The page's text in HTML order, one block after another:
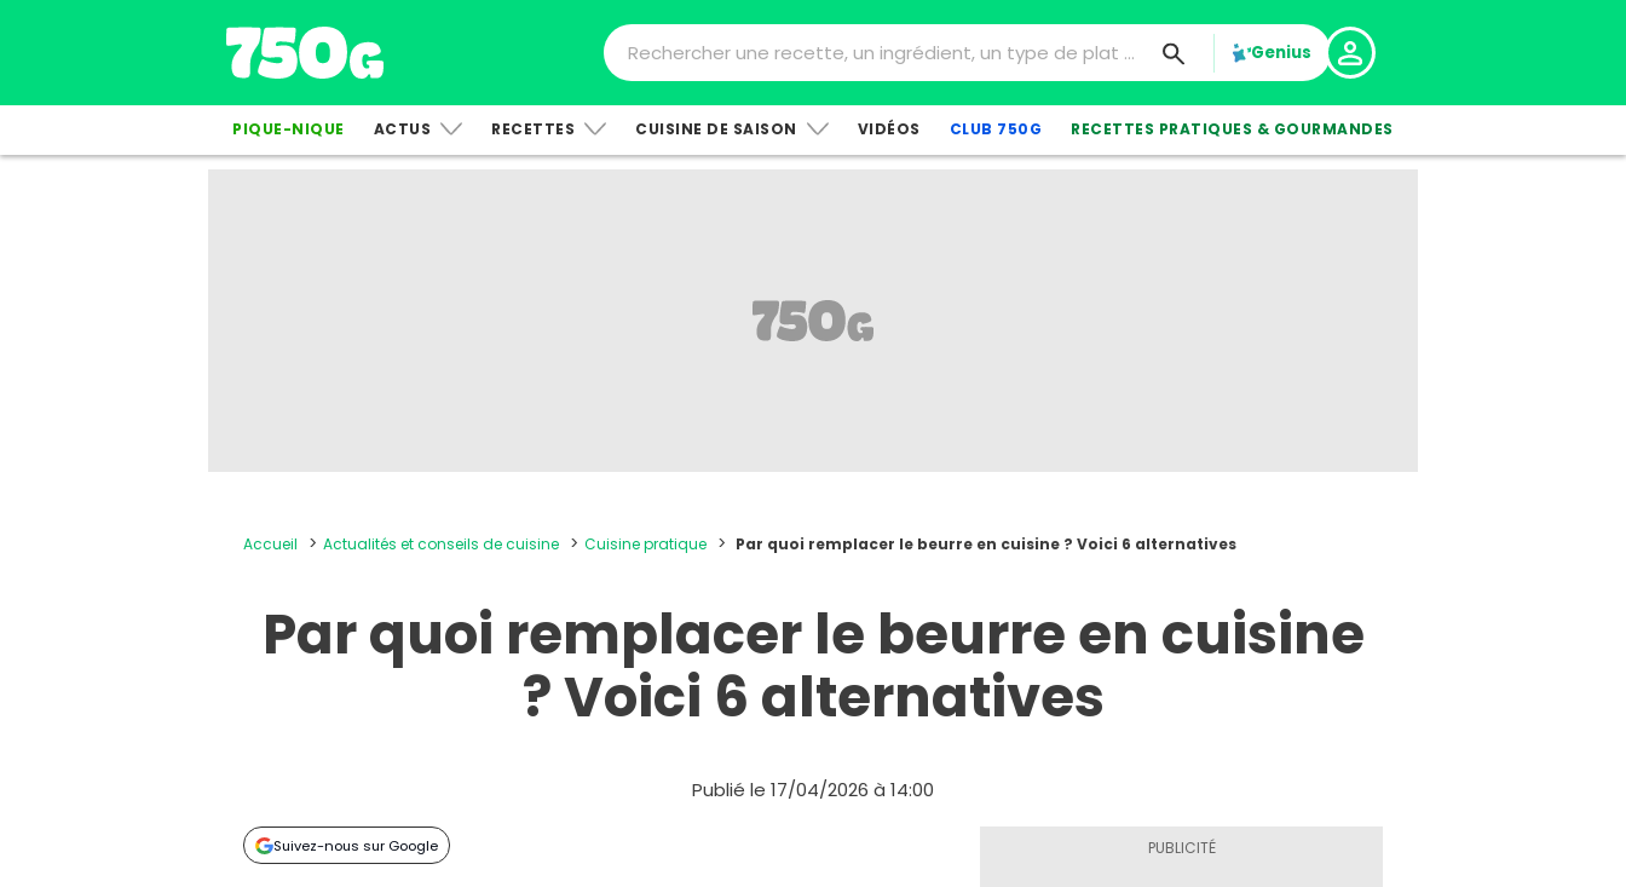
Genius
PIQUE-NIQUE ACTUS RECETTES CUISINE DE SAISON VIDÉOS CLUB 750G RECETTES PRATIQUES & GOURMANDES
Accueil Actualités et conseils de cuisine Cuisine pratique Par quoi remplacer le beurre en cuisine ? Voici 6 alternatives
Par quoi remplacer le beurre en cuisine
? Voici 6 alternatives
Publié le 17/04/2026 à 14:00
Suivez-nous sur Google